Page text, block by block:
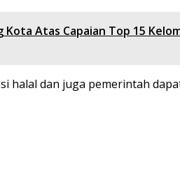
Atas Capaian Top 15
halal dan juga pemerintah